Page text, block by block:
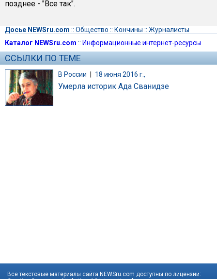
позднее - "Все так".
Досье NEWSru.com :: Общество :: Кончины :: Журналисты
Каталог NEWSru.com :: Информационные интернет-ресурсы
ССЫЛКИ ПО ТЕМЕ
В России | 18 июня 2016 г.,
Умерла историк Ада Сванидзе
Все текстовые материалы сайта NEWSru.com доступны по лицензии: